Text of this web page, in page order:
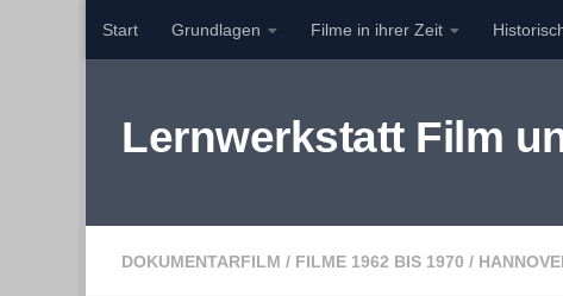
Zum Inhalt springen
Start Grundlagen Filme in ihrer Zeit
Lernwerkstatt Film
DOKUMENTARFILM / FILME 1962 BIS 1970 /